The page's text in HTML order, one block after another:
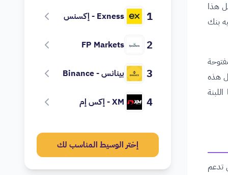
هذا
بنك
هذه
تدعم
1 Exness - إكسنس
2
FP Markets
3 بينانس - Binance
4 XM - إكس إم
إختر الوسيط المناسب لك